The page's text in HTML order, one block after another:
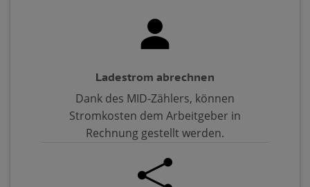
Ladestrom abrechnen
Dank des MID-Zählers, können
Stromkosten dem Arbeitgeber in
Rechnung gestellt werden.